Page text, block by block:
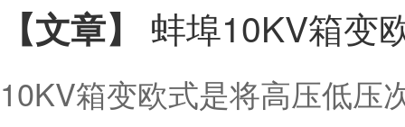
【文章】 蚌埠10KV箱变
10KV箱变欧式是将高压低压